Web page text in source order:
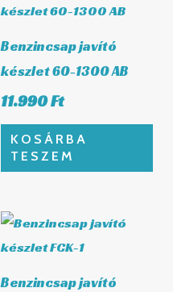
Benzincsap javító
készlet 60-1300 AB
11.990Ft
KOSÁRBA
TESZEM
Benzincsap javító